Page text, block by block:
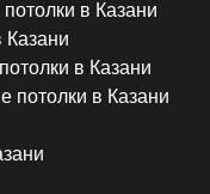
в Казани
Казани
в Казани
потолки в Казани